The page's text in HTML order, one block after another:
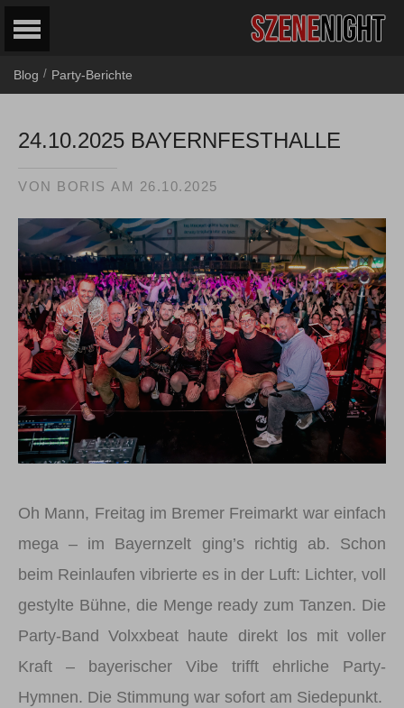
Blog / Party-Berichte
24.10.2025 BAYERNFESTHALLE
VON BORIS AM 26.10.2025
Oh Mann, Freitag im Bremer Freimarkt war einfach
mega – im Bayernzelt ging’s richtig ab. Schon
beim Reinlaufen vibrierte es in der Luft: Lichter, voll
gestylte Bühne, die Menge ready zum Tanzen. Die
Party-Band Volxxbeat haute direkt los mit voller
Kraft – bayerischer Vibe trifft ehrliche Party-
Hymnen. Die Stimmung war sofort am Siedepunkt.